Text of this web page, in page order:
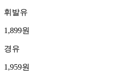
휘발유
1,899원
경유
1,959원